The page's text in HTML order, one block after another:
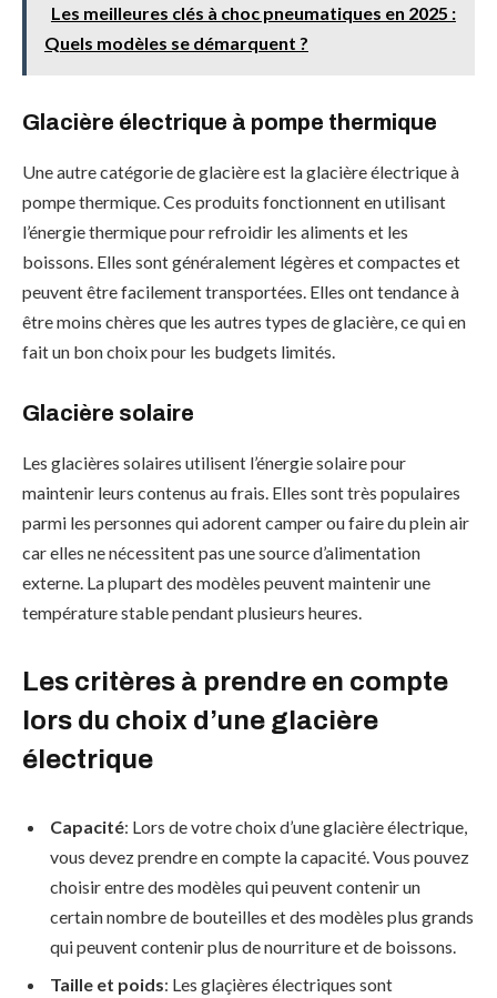
Les meilleures clés à choc pneumatiques en 2025 :
Quels modèles se démarquent ?
Glacière électrique à pompe thermique
Une autre catégorie de glacière est la glacière électrique à
pompe thermique. Ces produits fonctionnent en utilisant
l’énergie thermique pour refroidir les aliments et les
boissons. Elles sont généralement légères et compactes et
peuvent être facilement transportées. Elles ont tendance à
être moins chères que les autres types de glacière, ce qui en
fait un bon choix pour les budgets limités.
Glacière solaire
Les glacières solaires utilisent l’énergie solaire pour
maintenir leurs contenus au frais. Elles sont très populaires
parmi les personnes qui adorent camper ou faire du plein air
car elles ne nécessitent pas une source d’alimentation
externe. La plupart des modèles peuvent maintenir une
température stable pendant plusieurs heures.
Les critères à prendre en compte
lors du choix d’une glacière
électrique
Capacité: Lors de votre choix d’une glacière électrique,
vous devez prendre en compte la capacité. Vous pouvez
choisir entre des modèles qui peuvent contenir un
certain nombre de bouteilles et des modèles plus grands
qui peuvent contenir plus de nourriture et de boissons.
Taille et poids: Les glaçières électriques sont